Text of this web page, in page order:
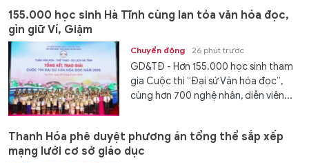
155.000 học sinh Hà Tĩnh cùng lan tỏa văn hóa đọc,
gìn giữ Ví, Giặm
Chuyển động 26 phút trước
GD&TĐ - Hơn 155.000 học sinh tham
gia Cuộc thi “Đại sứ Văn hóa đọc”,
cùng hơn 700 nghệ nhân, diễn viên...
Thanh Hóa phê duyệt phương án tổng thể sắp xếp
mạng lưới cơ sở giáo dục